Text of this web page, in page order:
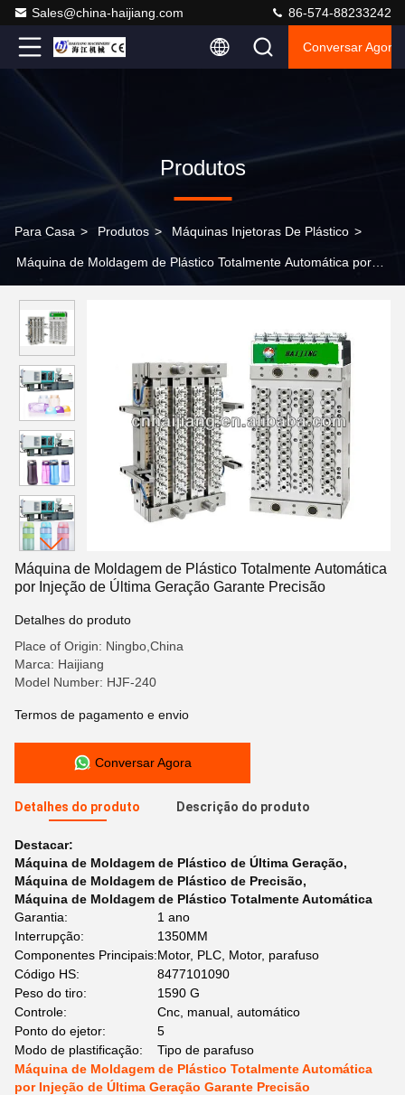
Sales@china-haijiang.com 86-574-88233242
Conversar Agora
Produtos
Para Casa > Produtos > Máquinas Injetoras De Plástico >
Máquina de Moldagem de Plástico Totalmente Automática por
Máquina de Moldagem de Plástico Totalmente Automática
por Injeção de Última Geração Garante Precisão
Detalhes do produto
Place of Origin: Ningbo,China
Marca: Haijiang
Model Number: HJF-240
Termos de pagamento e envio
Conversar Agora
Detalhes do produto Descrição do produto
Destacar:
Máquina de Moldagem de Plástico de Última Geração,
Máquina de Moldagem de Plástico de Precisão,
Máquina de Moldagem de Plástico Totalmente Automática
Garantia:
1 ano
Interrupção:
1350MM
Componentes Principais:Motor, PLC, Motor, parafuso
Código HS:
8477101090
Peso do tiro:
1590 G
Controle:
Cnc, manual, automático
Ponto do ejetor:
5
Modo de plastificação:
Tipo de parafuso
Máquina de Moldagem de Plástico Totalmente Automática
por Injeção de Última Geração Garante Precisão